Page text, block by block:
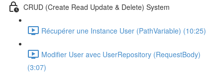
CRUD (Create Read Update & Delete) System
Récupérer une Instance User (PathVariable) (10:25)
Modifier User avec UserRepository (RequestBody)
(3:07)